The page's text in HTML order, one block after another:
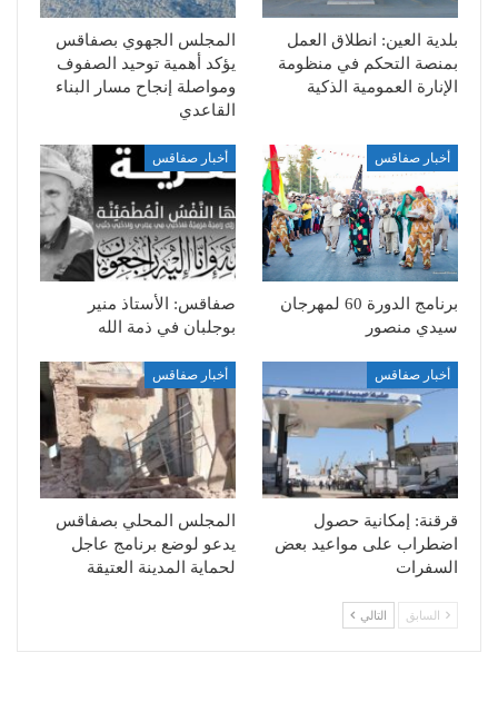
بلدية العين: انطلاق العمل
بمنصة التحكم في منظومة
الإنارة العمومية الذكية
المجلس الجهوي بصفاقس
يؤكد أهمية توحيد الصفوف
ومواصلة إنجاح مسار البناء
القاعدي
أخبار صفاقس
برنامج الدورة 60 لمهرجان
سيدي منصور
أخبار صفاقس
صفاقس: الأستاذ منير
بوجلبان في ذمة الله
أخبار صفاقس
قرقنة: إمكانية حصول
اضطراب على مواعيد بعض
السفرات
أخبار صفاقس
المجلس المحلي بصفاقس
يدعو لوضع برنامج عاجل
لحماية المدينة العتيقة
السابق التالي